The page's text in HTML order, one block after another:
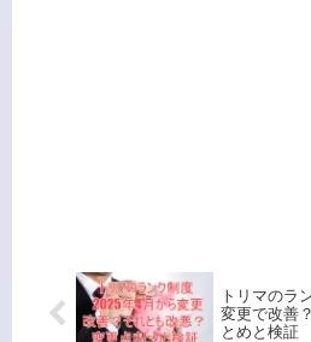
トリマのラ
変更で改善
とめと検証